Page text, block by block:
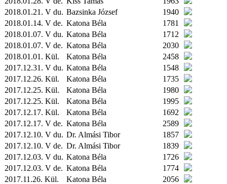
2018.01.21. V du. Bazsinka József
1940
2018.01.14. V de. Katona Béla
1781
2018.01.07. V du. Katona Béla
1712
2018.01.07. V de. Katona Béla
2030
2018.01.01. Kül. Katona Béla
2458
2017.12.31. V du. Katona Béla
1548
2017.12.26. Kül. Katona Béla
1735
2017.12.25. Kül. Katona Béla
1980
2017.12.25. Kül. Katona Béla
1995
2017.12.17. Kül. Katona Béla
1692
2017.12.17. V de. Katona Béla
2589
2017.12.10. V du. Dr. Almási Tibor
1857
2017.12.10. V de. Dr. Almási Tibor
1839
2017.12.03. V du. Katona Béla
1726
2017.12.03. V de. Katona Béla
1774
2017.11.26. Kül. Katona Béla
2056